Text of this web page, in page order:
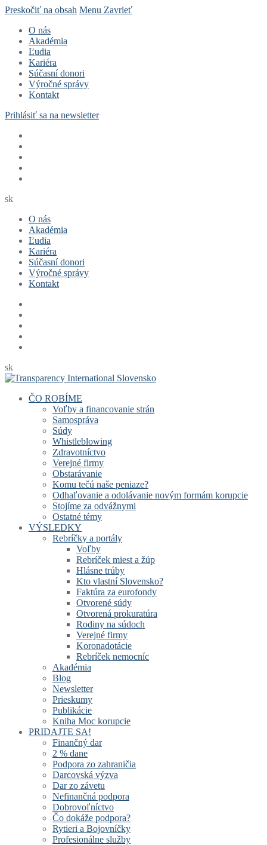
Preskočiť na obsah Menu Zavrieť
O nás
Akadémia
Ľudia
Kariéra
Súčasní donori
Výročné správy
Kontakt
Prihlásiť sa na newsletter
sk
O nás
Akadémia
Ľudia
Kariéra
Súčasní donori
Výročné správy
Kontakt
sk
ČO ROBÍME
Voľby a financovanie strán
Samospráva
Súdy
Whistleblowing
Zdravotníctvo
Verejné firmy
Obstarávanie
Komu tečú naše peniaze?
Odhaľovanie a odolávanie novým formám korupcie
Stojíme za odvážnymi
Ostatné témy
VÝSLEDKY
Rebríčky a portály
Voľby
Rebríček miest a žúp
Hlásne trúby
Kto vlastní Slovensko?
Faktúra za eurofondy
Otvorené súdy
Otvorená prokuratúra
Rodiny na súdoch
Verejné firmy
Koronadotácie
Rebríček nemocníc
Akadémia
Blog
Newsletter
Prieskumy
Publikácie
Kniha Moc korupcie
PRIDAJTE SA!
Finančný dar
2 % dane
Podpora zo zahraničia
Darcovská výzva
Dar zo závetu
Nefinančná podpora
Dobrovoľníctvo
Čo dokáže podpora?
Rytieri a Bojovníčky
Profesionálne služby